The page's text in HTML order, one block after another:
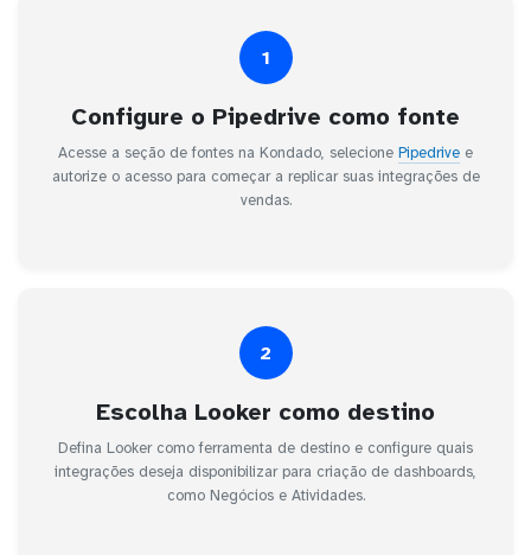
1
Configure o Pipedrive como fonte
Acesse a seção de fontes na Kondado, selecione Pipedrive e
autorize o acesso para começar a replicar suas integrações de
vendas.
2
Escolha Looker como destino
Defina Looker como ferramenta de destino e configure quais
integrações deseja disponibilizar para criação de dashboards,
como Negócios e Atividades.